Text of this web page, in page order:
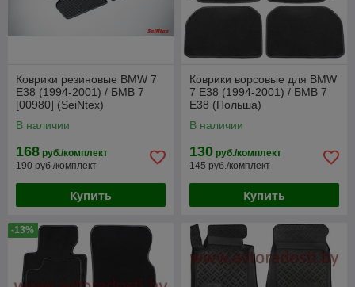
Коврики резиновые BMW 7
E38 (1994-2001) / БМВ 7
[00980] (SeiNtex)
В наличии
168 руб./комплект
190 руб./комплект
Купить
Коврики ворсовые для BMW
7 E38 (1994-2001) / БМВ 7
Е38 (Польша)
В наличии
130 руб./комплект
145 руб./комплект
Купить
-13%